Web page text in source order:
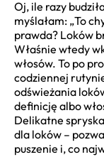
Oj, ile razy
myślałam: „To
prawda? Loków
Właśnie wtedy
włosów. To po
codziennej
odświeżania
definicję albo
Delikatne
dla loków –
puszenie i, co